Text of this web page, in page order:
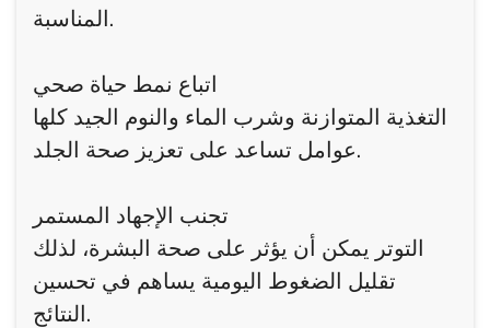
المناسبة.
اتباع نمط حياة صحي
التغذية المتوازنة وشرب الماء والنوم الجيد كلها
عوامل تساعد على تعزيز صحة الجلد.
تجنب الإجهاد المستمر
التوتر يمكن أن يؤثر على صحة البشرة، لذلك
تقليل الضغوط اليومية يساهم في تحسين
النتائج.